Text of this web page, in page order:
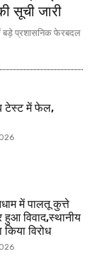
सूची जारी
बड़े प्रशासनिक फेरबदल
टेस्ट में फेल,
में पालतू कुत्ते
विवाद,स्थानीय
विरोध